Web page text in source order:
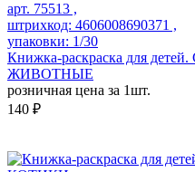
арт. 75513 ,
штрихкод: 4606008690371 ,
упаковки: 1/30
Книжка-раскраска для
ЖИВОТНЫЕ
розничная цена за 1шт.
140 ₽